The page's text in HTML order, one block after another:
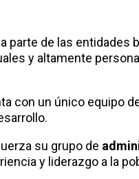
parte de las entidades
y altamente
con un único equipo
su grupo de
y liderazgo a la